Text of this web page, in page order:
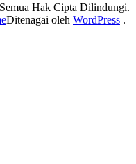
Hak Cipta Dilindungi.
Ditenagai oleh WordPress .